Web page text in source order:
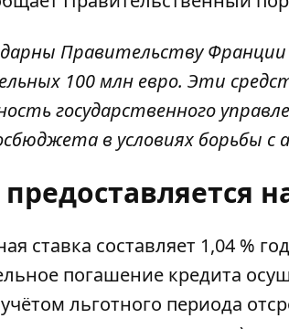
Правительству
100 млн евро. Эти
государственного
в условиях борьбы
ставка составляет 1,04 %
погашение кредита
льготного периода